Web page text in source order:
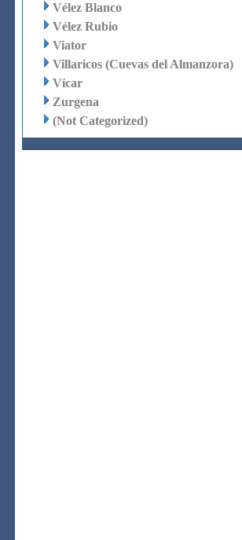
Vélez Blanco
Vélez Rubio
Viator
Villaricos (Cuevas del Almanzora)
Vícar
Zurgena
(Not Categorized)